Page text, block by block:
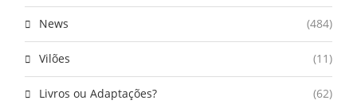
News (484)
Vilões (11)
Livros ou Adaptações? (62)